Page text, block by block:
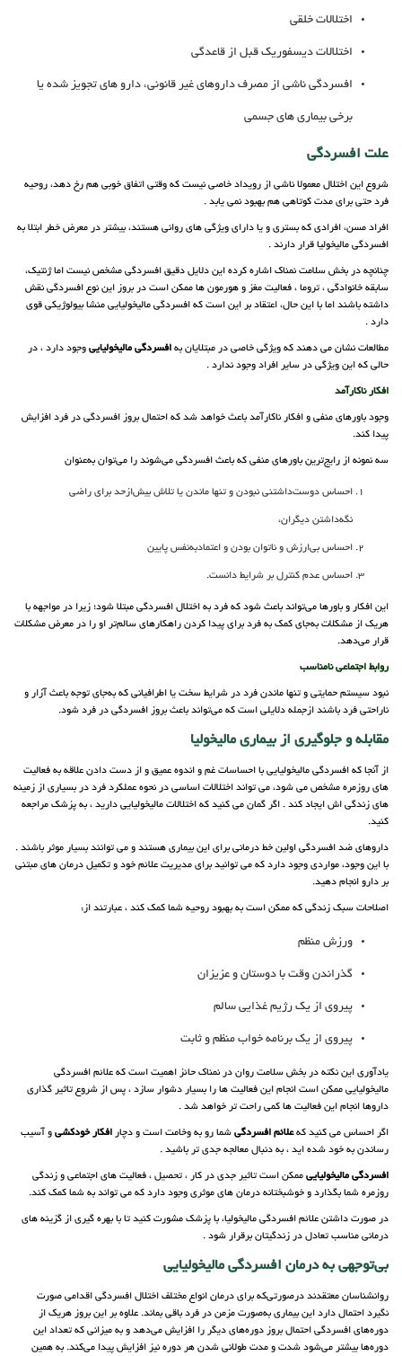
اختلالات خلقی
اختلالات دیسفوریک قبل از قاعدگی
افسردگی ناشی از مصرف داروهای غیر قانونی، دارو های تجویز شده یا
برخی بیماری های جسمی
علت افسردگی
شروع این اختلال معمولا ناشی از رویداد خاصی نیست که وقتی اتفاق خوبی هم رخ دهد، روحیه
فرد حتی برای مدت کوتاهی هم بهبود نمی ‎یابد .
افراد مسن، افرادی که بستری و یا دارای ویژگی های روانی هستند، بیشتر در معرض خطر ابتلا به
افسردگی مالیخولیا قرار دارند .
چنانچه در بخش سلامت نمناک اشاره کرده این دلایل دقیق افسردگی مشخص نیست اما ژنتیک،
سابقه خانوادگی ، تروما ، فعالیت مغز و هورمون ها ممکن است در بروز این نوع افسردگی نقش
داشته باشند اما با این حال، اعتقاد بر این است که افسردگی مالیخولیایی منشا بیولوژیکی قوی
دارد .
مطالعات نشان می ‎دهند که ویژگی خاصی در مبتلایان به افسردگی مالیخولیایی وجود دارد ، در
حالی که این ویژگی در سایر افراد وجود ندارد .
افکار ناکارآمد
وجود باورهای منفی و افکار ناکارآمد باعث خواهد شد که احتمال بروز افسردگی در فرد افزایش
پیدا کند.
سه نمونه از رایج‌ترین باورهای منفی که باعث افسردگی می‌شوند را می‌توان به‌عنوان
احساس دوست‌داشتنی نبودن و تنها ماندن یا تلاش بیش‌ازحد برای راضی
نگه‌داشتن دیگران،
احساس بی‌ارزش و ناتوان بودن و اعتمادبه‌نفس پایین
احساس عدم کنترل بر شرایط دانست.
این افکار و باورها می‌تواند باعث شود که فرد به اختلال افسردگی مبتلا شود؛ زیرا در مواجهه با
هریک از مشکلات به‌جای کمک به فرد برای پیدا کردن راهکارهای سالم‌تر او را در معرض مشکلات
قرار می‌دهد.
روابط اجتماعی نامناسب
نبود سیستم حمایتی و تنها ماندن فرد در شرایط سخت یا اطرافیانی که به‌جای توجه باعث آزار و
ناراحتی فرد باشند ازجمله دلایلی است که می‌تواند باعث بروز افسردگی در فرد شود.
مقابله و جلوگیری از بیماری مالیخولیا
از آنجا که افسردگی مالیخولیایی با احساسات غم و اندوه عمیق و از دست دادن علاقه به فعالیت
های روزمره مشخص می ‎شود، می ‎تواند اختلالات اساسی در نحوه عملکرد فرد در بسیاری از زمینه
های زندگی اش ایجاد کند . اگر گمان می‎ کنید که اختلالات مالیخولیایی دارید ، به پزشک مراجعه
کنید.
داروهای ضد افسردگی اولین خط درمانی برای این بیماری هستند و می ‎توانند بسیار موثر باشند .
با این وجود، مواردی وجود دارد که می ‎توانید برای مدیریت علائم خود و تکمیل درمان های مبتنی
بر دارو انجام دهید.
اصلاحات سبک زندگی که ممکن است به بهبود روحیه شما کمک کند ، عبارتند از:
ورزش منظم
گذراندن وقت با دوستان و عزیزان
پیروی از یک رژیم غذایی سالم
پیروی از یک برنامه خواب منظم و ثابت
یادآوری این نکته در بخش سلامت روان در نمناک حائز اهمیت است که علائم افسردگی
مالیخولیایی ممکن است انجام این فعالیت ها را بسیار دشوار سازد ، پس از شروع تاثیر گذاری
داروها انجام این فعالیت ها کمی راحت تر خواهد شد .
اگر احساس می ‎کنید که علائم افسردگی شما رو به وخامت است و دچار افکار خودکشی و آسیب
رساندن به خود شده اید ، به دنبال معالجه جدی تر باشید .
افسردگی مالیخولیایی ممکن است تاثیر جدی در کار ، تحصیل ، فعالیت های اجتماعی و زندگی
روزمره شما بگذارد و خوشبختانه درمان های موثری وجود دارد که می ‎تواند به شما کمک کند.
در صورت داشتن علائم افسردگی مالیخولیا، با پزشک مشورت کنید تا با بهره گیری از گزینه های
درمانی مناسب تعادل در زندگیتان برقرار شود .
بی‌توجهی به درمان افسردگی مالیخولیایی
روانشناسان معتقدند درصورتی‌که برای درمان انواع مختلف اختلال افسردگی اقدامی صورت
نگیرد احتمال دارد این بیماری به‌صورت مزمن در فرد باقی بماند. علاوه بر این بروز هریک از
دوره‌های افسردگی احتمال بروز دوره‌های دیگر را افزایش می‌دهد و به میزانی که تعداد این
دوره‌ها بیشتر می‌شود شدت و مدت طولانی شدن هر دوره نیز افزایش پیدا می‌کند. به همین